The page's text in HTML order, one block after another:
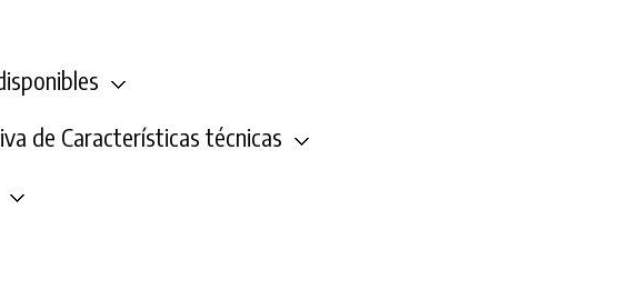
de Características técnicas